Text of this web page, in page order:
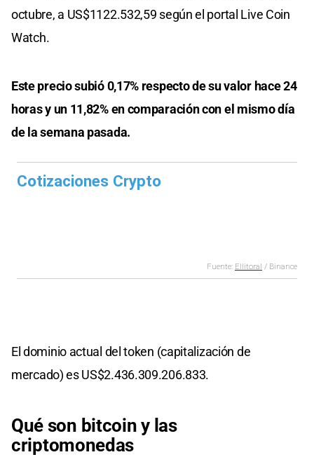
octubre, a US$1122.532,59 según el portal Live Coin
Watch.
Este precio subió 0,17% respecto de su valor hace 24
horas y un 11,82% en comparación con el mismo día
de la semana pasada.
El dominio actual del token (capitalización de
mercado) es US$2.436.309.206.833.
Qué son bitcoin y las
criptomonedas